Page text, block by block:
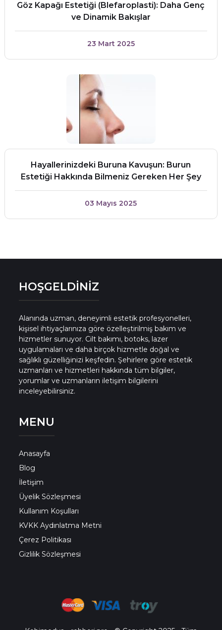
Göz Kapağı Estetiği (Blefaroplasti): Daha Genç
ve Dinamik Bakışlar
23 Mart 2025
Hayallerinizdeki Buruna Kavuşun: Burun
Estetiği Hakkında Bilmeniz Gereken Her Şey
03 Mayıs 2025
HOŞGELDİNİZ
Alanında uzman, deneyimli estetik profesyonelleri,
kişisel ihtiyaçlarınıza göre özelleştirilmiş bakım ve
hizmetler sunuyor. Cilt bakımı, botoks, lazer
uygulamaları ve daha birçok hizmetle doğal ve
sağlıklı güzelliğinizi keşfedin. Şehirlere göre estetik
uzmanları ve hizmetleri hakkında tüm bilgiler,
yorumlar ve uzmanların iletişim bilgilerini
inceleyebilirsiniz.
MENU
Anasayfa
Blog
İletişim
Üyelik Sözleşmesi
Kullanım Koşulları
KVKK Aydınlatma Metni
Çerez Politikası
Gizlilik Sözleşmesi